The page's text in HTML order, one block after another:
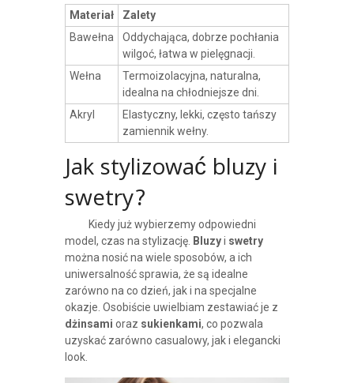
Materiał
Zalety
Bawełna
Oddychająca, dobrze pochłania
wilgoć, łatwa w pielęgnacji.
Wełna
Termoizolacyjna, naturalna,
idealna na chłodniejsze dni.
Akryl
Elastyczny, lekki, często tańszy
zamiennik wełny.
Jak stylizować bluzy i
swetry?
Kiedy już wybierzemy odpowiedni
model, czas na stylizację. Bluzyi swetry
można nosić na wiele sposobów, a ich
uniwersalność sprawia, że są idealne
zarówno na co dzień, jak i na specjalne
okazje. Osobiście uwielbiam zestawiać je z
dżinsami oraz sukienkami, co pozwala
uzyskać zarówno casualowy, jak i elegancki
look.